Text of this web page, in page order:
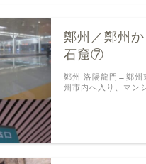
鄭州／鄭州
石窟⑦
鄭州 洛陽龍門→鄭州
州市内へ入り、マン